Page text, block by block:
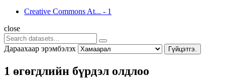
Creative Commons At... - 1
close
Дараахаар эрэмбэлэх Гүйцэтгэ.
1 өгөгдлийн бүрдэл олдлоо